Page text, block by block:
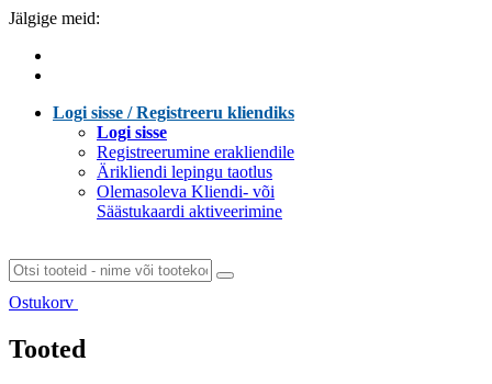
Jälgige meid:
Logi sisse / Registreeru kliendiks
Logi sisse
Registreerumine erakliendile
Ärikliendi lepingu taotlus
Olemasoleva Kliendi- või
Säästukaardi aktiveerimine
Ostukorv
Tooted